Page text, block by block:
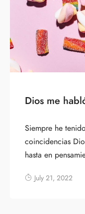
Dios me
Siempre he
coincidencias
hasta en
July 21, 2022